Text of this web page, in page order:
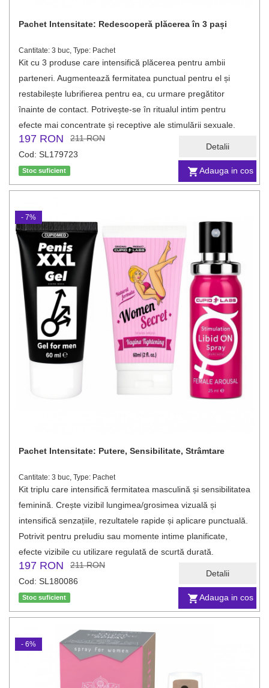
Adauga in cos
Detalii
Pachet Intensitate: Redescoperă plăcerea în 3 pași
Cantitate: 3 buc, Type: Pachet
Kit cu 3 produse care intensifică plăcerea pentru ambii
parteneri. Augmentează fermitatea punctual pentru el și
restabilește lubrifierea pentru ea, cu urmare pregătitor
înainte de contact. Potrivește-se în ritualul intim pentru
efecte mai concentrate și receptive ale stimulării sexuale.
197 RON
211 RON
Cod: SL179723
Stoc suficient
Adauga in cos
Detalii
Pachet Intensitate: Putere, Sensibilitate, Strâmtare
Cantitate: 3 buc, Type: Pachet
Kit triplu care intensifică fermitatea masculină și sensibilitatea
feminină. Crește vizibil lungimea/grosimea vizuală și
intensifică senzațiile, rezultatele rapide și aplicare punctuală.
Potrivit pentru preludiu sau momente intime planificate,
efecte vizibile cu utilizare regulată de scurtă durată.
197 RON
211 RON
Cod: SL180086
Stoc suficient
- 7%
- 6%